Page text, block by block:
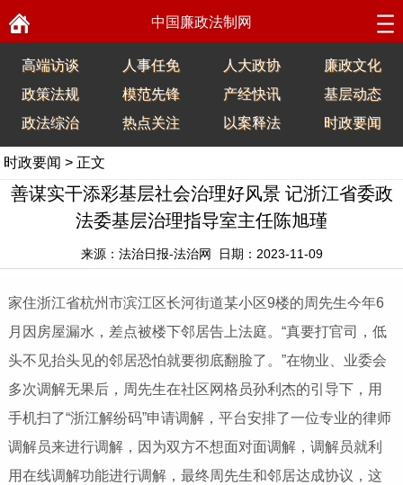
中国廉政法制网
高端访谈 人事任免 人大政协
廉政文化
政策法规
模范先锋 产经快讯
基层动态
政法综治
热点关注 以案释法 时政要闻
时政要闻 > 正文
善谋实干添彩基层社会治理好风景 记浙江省委政
法委基层治理指导室主任陈旭瑾
来源：法治日报-法治网 日期：2023-11-09
家住浙江省杭州市滨江区长河街道某小区9楼的周先生今年6
月因房屋漏水，差点被楼下邻居告上法庭。“真要打官司，低
头不见抬头见的邻居恐怕就要彻底翻脸了。”在物业、业委会
多次调解无果后，周先生在社区网格员孙利杰的引导下，用
手机扫了“浙江解纷码”申请调解，平台安排了一位专业的律师
调解员来进行调解，因为双方不想面对面调解，调解员就利
用在线调解功能进行调解，最终周先生和邻居达成协议，这